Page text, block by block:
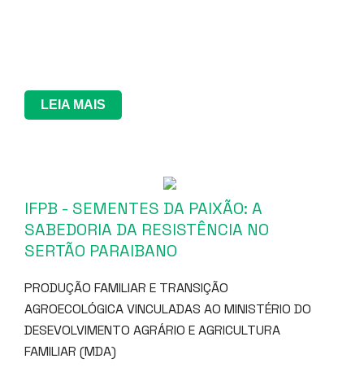
LEIA MAIS
IFPB - SEMENTES DA PAIXÃO: A
SABEDORIA DA RESISTÊNCIA NO
SERTÃO PARAIBANO
PRODUÇÃO FAMILIAR E TRANSIÇÃO
AGROECOLÓGICA VINCULADAS AO MINISTÉRIO DO
DESEVOLVIMENTO AGRÁRIO E AGRICULTURA
FAMILIAR (MDA)